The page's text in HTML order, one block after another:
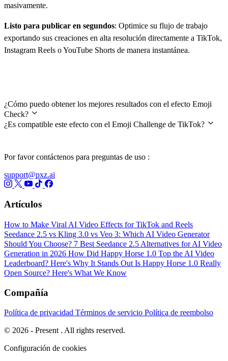
masivamente.
Listo para publicar en segundos: Optimice su flujo de trabajo
exportando sus creaciones en alta resolución directamente a TikTok,
Instagram Reels o YouTube Shorts de manera instantánea.
¿Cómo puedo obtener los mejores resultados con el efecto Emoji
Check?
¿Es compatible este efecto con el Emoji Challenge de TikTok?
Por favor contáctenos para preguntas de uso :
support@pxz.ai
Artículos
How to Make Viral AI Video Effects for TikTok and Reels
Seedance 2.5 vs Kling 3.0 vs Veo 3: Which AI Video Generator
Should You Choose? 7 Best Seedance 2.5 Alternatives for AI Video
Generation in 2026 How Did Happy Horse 1.0 Top the AI Video
Leaderboard? Here's Why It Stands Out Is Happy Horse 1.0 Really
Open Source? Here's What We Know
Compañía
Política de privacidad Términos de servicio Política de reembolso
© 2026 - Present . All rights reserved.
Configuración de cookies